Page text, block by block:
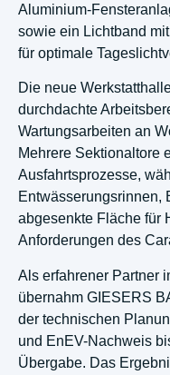
Aluminium-
sowie ein Lichtband
für optimale
Die neue
durchdachte
Wartungsarbeiten an
Mehrere Sektionaltore
Ausfahrtsprozesse,
Entwässerungsrinnen,
abgesenkte Fläche für
Anforderungen des
Als erfahrener Partner
übernahm GIESERS
der technischen
und EnEV-Nachweis
Übergabe. Das